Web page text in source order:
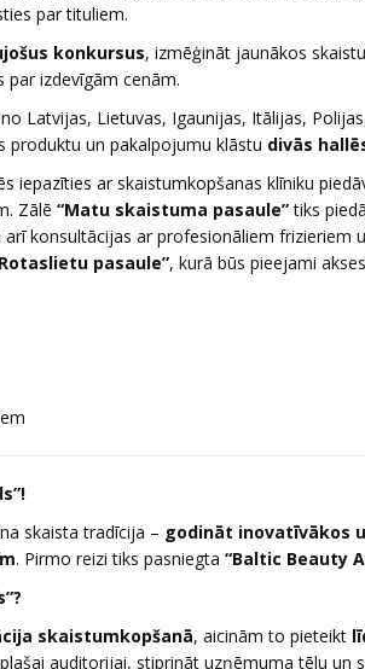
par tituliem.
konkursus, izmēģināt jaunākos
izdevīgām cenām.
no Latvijas, Lietuvas, Igaunijas, Itālijas,
produktu un pakalpojumu klāstu divās
iepazīties ar skaistumkopšanas klīniku
Zālē “Matu skaistuma pasaule”tiks
konsultācijas ar profesionāliem frizieriem
pasaule”, kurā būs pieejami
skaista tradīcija – godināt inovatīvākos
. Pirmo reizi tiks pasniegta “Baltic Beauty
skaistumkopšanā, aicinām to pieteikt
auditorijai, stiprināt uzņēmuma tēlu un